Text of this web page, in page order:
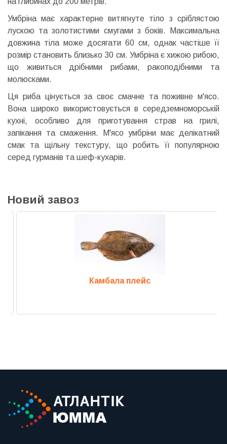
Умбріна має характерне витягнуте тіло з сріблястою
лускою та золотистими смугами з боків. Максимальна
довжина тіла може досягати 60 см, однак частіше її
розмір становить близько 30 см. Умбріна є хижою рибою,
що живиться дрібними рибами, ракоподібними та
молюсками.
Ця риба цінується за своє смачне та поживне м'ясо.
Вона широко використовується в середземноморській
кухні, особливо для приготування страв на грилі,
запікання та смаження. М'ясо умбріни має делікатний
смак та щільну текстуру, що робить її популярною
серед гурманів та шеф-кухарів.
Новий завоз
Камбала плейс